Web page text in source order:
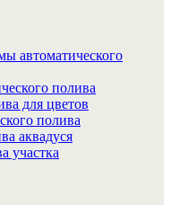
автоматического
полива
для цветов
полива
аквадуся
участка